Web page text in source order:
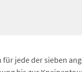
für jede der sieben